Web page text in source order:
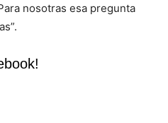
nosotras esa pregunta